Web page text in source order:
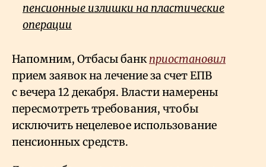
пенсионные излишки на пластические
операции
Напомним, Отбасы банкприостановил
прием заявок на лечение за счет ЕПВ
с вечера 12 декабря. Власти намерены
пересмотреть требования, чтобы
исключить нецелевое использование
пенсионных средств.